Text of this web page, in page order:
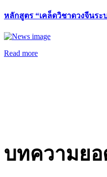
หลักสูตร “เคล็ดวิชาดวงจีนระบ
Read more
บทความย